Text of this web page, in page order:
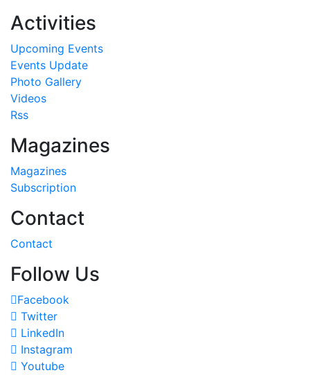
Activities
Upcoming Events
Events Update
Photo Gallery
Videos
Rss
Magazines
Magazines
Subscription
Contact
Contact
Follow Us
Facebook
Twitter
LinkedIn
Instagram
Youtube